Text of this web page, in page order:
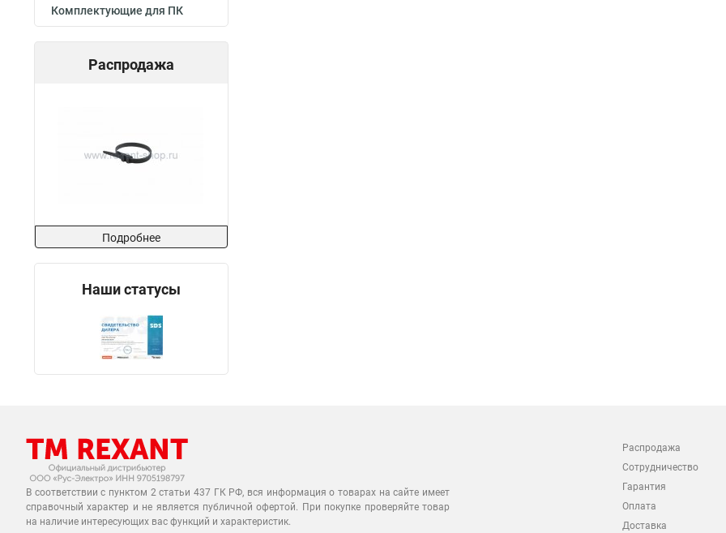
Комплектующие для ПК
Распродажа
Подробнее
Наши статусы
В соответствии с пунктом 2 статьи 437 ГК РФ, вся информация о товарах на сайте имеет
справочный характер и не является публичной офертой. При покупке проверяйте товар
на наличие интересующих вас функций и характеристик.
Распродажа
Сотрудничество
Гарантия
Оплата
Доставка